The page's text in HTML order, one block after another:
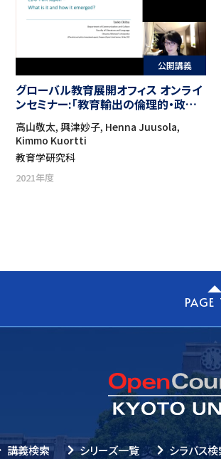
公開講義
グローバル教育展開オフィス オンライ
ンセミナー:「教育輸出の倫理的・政治
的課題：日本とフィンランドの比較か
ら」
高山敬太, 興津妙子, Henna Juusola,
Kimmo Kuortti
教育学研究科
2021年度
PAGE
講義検索 シリーズ一覧 シラバス検